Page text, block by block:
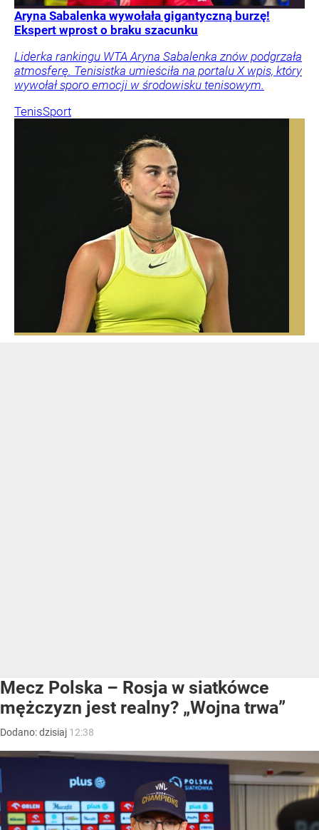
Aryna Sabalenka wywołała gigantyczną burzę!
Ekspert wprost o braku szacunku
Liderka rankingu WTA Aryna Sabalenka znów podgrzała
atmosferę. Tenisistka umieściła na portalu X wpis, który
wywołał sporo emocji w środowisku tenisowym.
TenisSport
Mecz Polska – Rosja w siatkówce
mężczyzn jest realny? „Wojna trwa”
Dodano:dzisiaj 12:38